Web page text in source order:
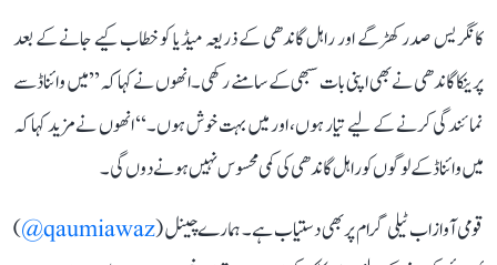
کانگریس صدر کھڑگے اور راہل گاندھی کے ذریعہ میڈیا کو خطاب کیے جانے کے بعد
پرینکا گاندھی نے بھی اپنی بات سبھی کے سامنے رکھی۔ انھوں نے کہا کہ ’’میں وائناڈ سے
نمائندگی کرنے کے لیے تیار ہوں، اور میں بہت خوش ہوں۔‘‘ انھوں نے مزید کہا کہ
میں وائناڈ کے لوگوں کو راہل گاندھی کی کمی محسوس نہیں ہونے دوں گی۔
قومی آواز اب ٹیلی گرام پر بھی دستیاب ہے۔ ہمارے چینل (qaumiawaz@
)